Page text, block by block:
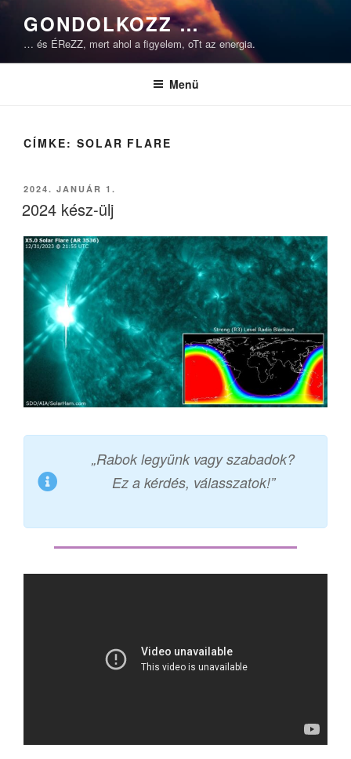
Tartalomhoz
GONDOLKOZZ …
… és ÉReZZ, mert ahol a figyelem, oTt az energia.
Menü
CÍMKE: SOLAR FLARE
BEKÜLDVE:
2024. JANUÁR 1.
2024 kész-ülj
„Rabok legyünk vagy szabadok?
Ez a kérdés, válasszatok!”